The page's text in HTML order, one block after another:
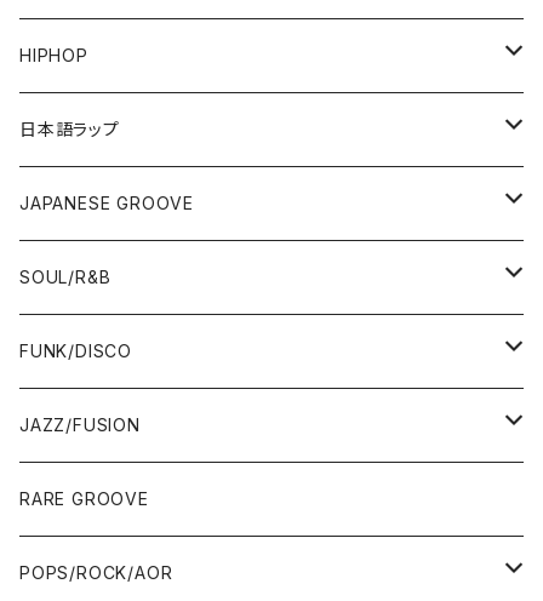
HIPHOP
12"/7"
80'S OLD SCHOOL
EARLY 90'S MIDDLE〜NEW SCHOOL
WEST COAST/SOUTH
LP
80'S OLD SCHOOL
EARLY 90'S MIDDLE〜NEW SCHOOL
日本語ラップ
12"/7"
80'S OLD SCHOOL〜EARLY 90'S
MID〜LATE 90'S
LP
80'S OLD SCHOOL〜EARLY 90'S
MID〜LATE 90'S
CD/TAPE
CD-R/DEMO/SAMPLE
CD ALBUM
JAPANESE GROOVE
LP
60'S/70'S
80'S
7"/12"
60'S/70'S
80'S
SOUL/R&B
LP
60'S/70'S
80'S
12"/7"
60'S/70'S
80'S
FUNK/DISCO
LP
70'S
80'S
12"/7"
70'S
JAZZ/FUSION
JAZZ
FUSION
RARE GROOVE
POPS/ROCK/AOR